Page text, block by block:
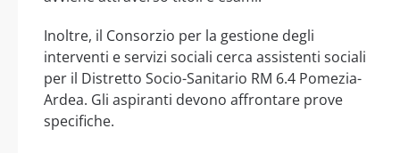
Inoltre, il Consorzio per la gestione degli
interventi e servizi sociali cerca assistenti sociali
per il Distretto Socio-Sanitario RM 6.4 Pomezia-
Ardea. Gli aspiranti devono affrontare prove
specifiche.